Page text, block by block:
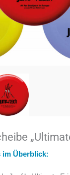
im Überblick: